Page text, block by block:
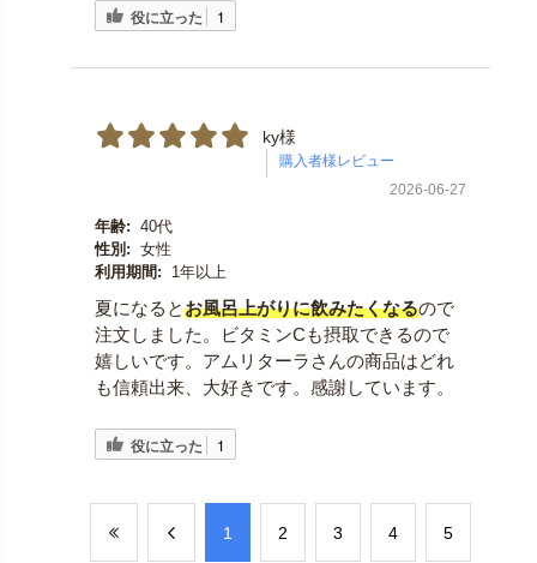
役に立った 1
ky様
2026-06-27
年齢: 40代
性別: 女性
利用期間:
1年以上
夏になるとお風呂上がりに飲みたくなるので
注文しました。ビタミンCも摂取できるので
嬉しいです。アムリターラさんの商品はどれ
も信頼出来、大好きです。感謝しています。
役に立った 1
​1 ​2 ​3 ​4 ​5